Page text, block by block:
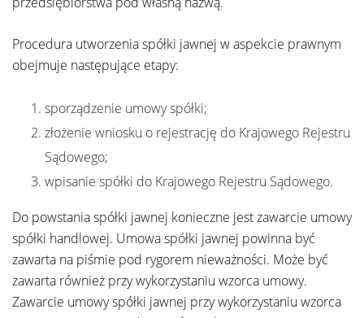
Procedura utworzenia spółki jawnej w aspekcie prawnym
obejmuje następujące etapy:
sporządzenie umowy spółki;
złożenie wniosku o rejestrację do Krajowego Rejestru
Sądowego;
wpisanie spółki do Krajowego Rejestru Sądowego.
Do powstania spółki jawnej konieczne jest zawarcie umowy
spółki handlowej. Umowa spółki jawnej powinna być
zawarta na piśmie pod rygorem nieważności. Może być
zawarta również przy wykorzystaniu wzorca umowy.
Zawarcie umowy spółki jawnej przy wykorzystaniu wzorca